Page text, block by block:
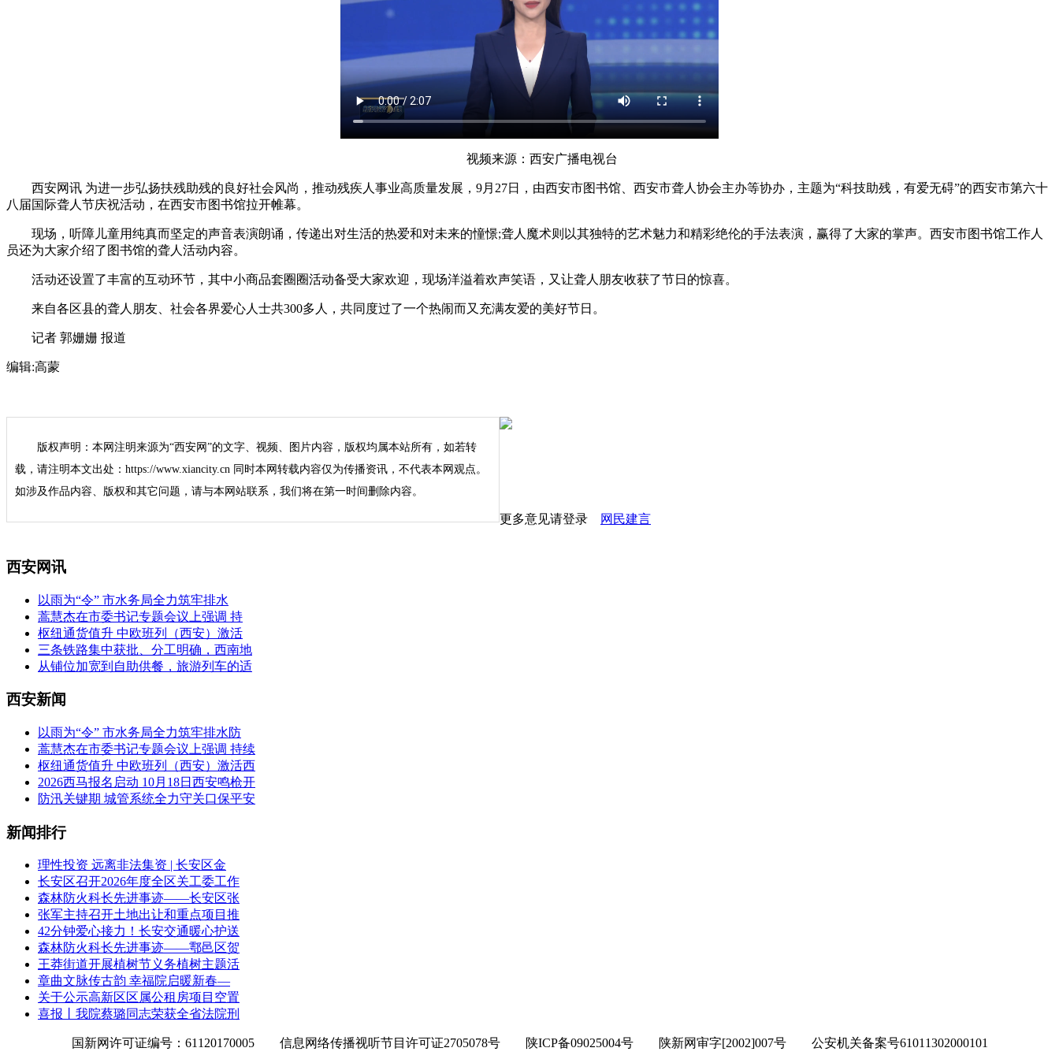
视频来源：西安广播电视台
西安网讯 为进一步弘扬扶残助残的良好社会风尚，推动残疾人事业高质量发展，9月27日，由西安市图书馆、西安市聋人协会主办等协办，主题为“科技助残，有爱无碍”的西安市第六十
八届国际聋人节庆祝活动，在西安市图书馆拉开帷幕。
现场，听障儿童用纯真而坚定的声音表演朗诵，传递出对生活的热爱和对未来的憧憬;聋人魔术则以其独特的艺术魅力和精彩绝伦的手法表演，赢得了大家的掌声。西安市图书馆工作人
员还为大家介绍了图书馆的聋人活动内容。
活动还设置了丰富的互动环节，其中小商品套圈圈活动备受大家欢迎，现场洋溢着欢声笑语，又让聋人朋友收获了节日的惊喜。
来自各区县的聋人朋友、社会各界爱心人士共300多人，共同度过了一个热闹而又充满友爱的美好节日。
记者 郭姗姗 报道
编辑:高蒙
版权声明：本网注明来源为“西安网”的文字、视频、图片内容，版权均属本站所有，如若转
载，请注明本文出处：https://www.xiancity.cn 同时本网转载内容仅为传播资讯，不代表本网观点。
如涉及作品内容、版权和其它问题，请与本网站联系，我们将在第一时间删除内容。
更多意见请登录 网民建言
西安网讯
以雨为“令” 市水务局全力筑牢排水
蒿慧杰在市委书记专题会议上强调 持
枢纽通货值升 中欧班列（西安）激活
三条铁路集中获批、分工明确，西南地
从铺位加宽到自助供餐，旅游列车的适
西安新闻
以雨为“令” 市水务局全力筑牢排水防
蒿慧杰在市委书记专题会议上强调 持续
枢纽通货值升 中欧班列（西安）激活西
2026西马报名启动 10月18日西安鸣枪开
防汛关键期 城管系统全力守关口保平安
新闻排行
理性投资 远离非法集资 | 长安区金
长安区召开2026年度全区关工委工作
森林防火科长先进事迹——长安区张
张军主持召开土地出让和重点项目推
42分钟爱心接力！长安交通暖心护送
森林防火科长先进事迹——鄠邑区贺
王莽街道开展植树节义务植树主题活
章曲文脉传古韵 幸福院启暖新春—
关于公示高新区区属公租房项目空置
喜报丨我院蔡璐同志荣获全省法院刑
国新网许可证编号：61120170005 信息网络传播视听节目许可证2705078号 陕ICP备09025004号 陕新网审字[2002]007号 公安机关备案号61011302000101